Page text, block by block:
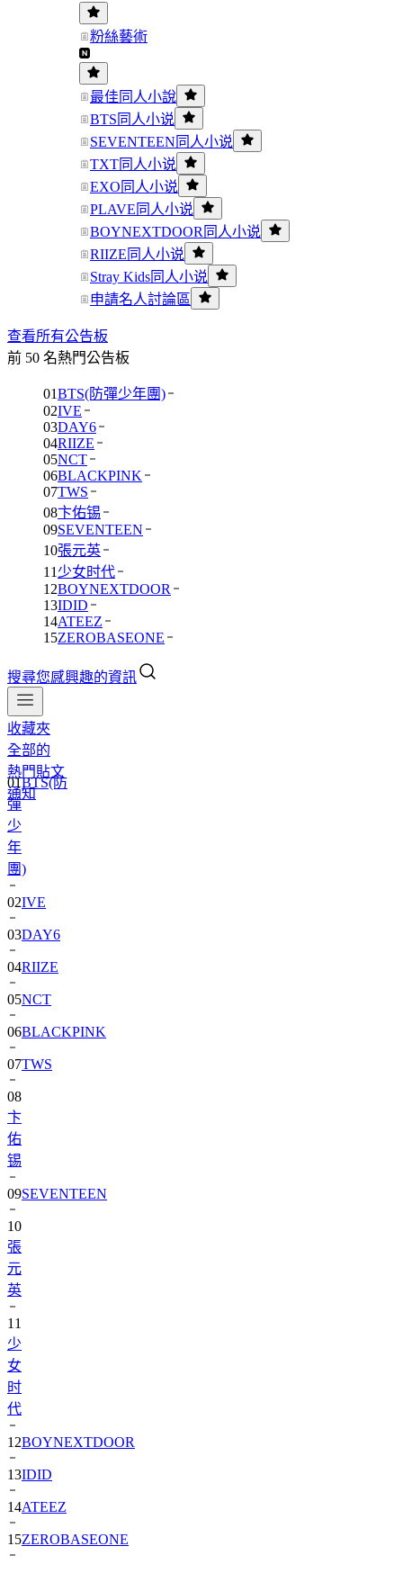
粉絲藝術
最佳同人小說
BTS同人小说
SEVENTEEN同人小说
TXT同人小说
EXO同人小说
PLAVE同人小说
BOYNEXTDOOR同人小说
RIIZE同人小说
Stray Kids同人小说
申請名人討論區
查看所有公告板
前 50 名熱門公告板
01BTS(防彈少年團)
02IVE
03DAY6
04RIIZE
05NCT
06BLACKPINK
07TWS
08卞佑锡
09SEVENTEEN
10張元英
11 少女时代
12BOYNEXTDOOR
13IDID
14ATEEZ
15ZEROBASEONE
搜尋您感興趣的資訊
收藏夾
全部的
熱門貼文
通知
01BTS(防
彈
少
年
團)
02IVE
03DAY6
04RIIZE
05NCT
06BLACKPINK
07TWS
08
卞
佑
锡
09
10
張
元
英
11
少
女
时
代
12
13IDID
14ATEEZ
15ZEROBASEONE